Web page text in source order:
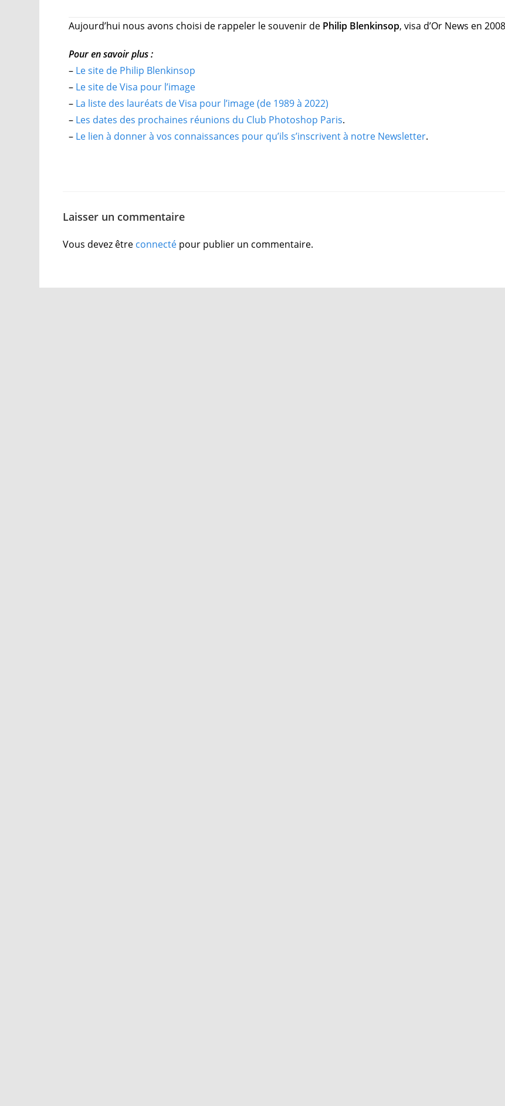
Aujourd’hui nous avons choisi de rappeler le souvenir de Philip Blenkinsop, visa d’Or News en 2008
Pour en savoir plus :
– Le site de Philip Blenkinsop
– Le site de Visa pour l’image
– La liste des lauréats de Visa pour l’image (de 1989 à 2022)
– Les dates des prochaines réunions du Club Photoshop Paris.
– Le lien à donner à vos connaissances pour qu’ils s’inscrivent à notre Newsletter.
Laisser un commentaire
Vous devez être connecté pour publier un commentaire.